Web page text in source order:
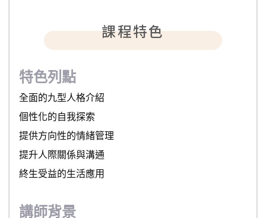
課程特色
特色列點
全面的九型人格介紹
個性化的自我探索
提供方向性的情緒管理
提升人際關係與溝通
終生受益的生活應用
講師背景